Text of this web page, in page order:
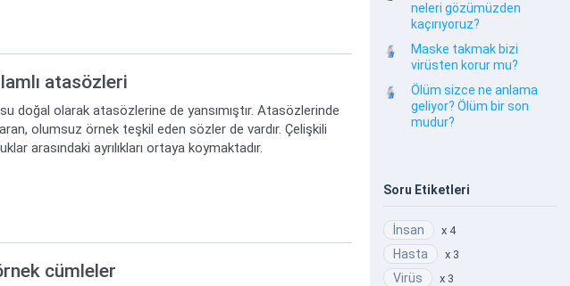
atasözleri
doğal olarak atasözlerine de yansımıştır. Atasözlerinde
olumsuz örnek teşkil eden sözler de vardır. Çelişkili
arasındaki ayrılıkları ortaya koymaktadır.
cümleler
neleri gözümüzden
kaçırıyoruz?
Maske takmak bizi
virüsten korur mu?
Ölüm sizce ne anlama
geliyor? Ölüm bir son
mudur?
Soru Etiketleri
İnsan x 4
Hasta x 3
Virüs x 3